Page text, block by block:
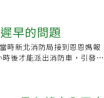
臨床試驗，且必須隨機分
藥性感染、病情複雜，加
在一項曾經登上國際期刊
諾環素（Minocycline）針劑
，對患者猶如救命藥的米諾
小臨床試驗規模，比照新
也就是所謂的「0+0」，
解封的適應。陳秀熙說，社
」，目前觀察到很大的問
不開。其實秋冬只要小心觀
共場所的出入，當出門在
己不被其他的人感染新冠
境仍有入境篩檢、單週人數
，會慎重考慮機場唾液PCR
現在入境旅客在離峰時段入
這已經有點久了。他強調，
亞變種BA.5已初步進
來；此外，雖國內疫苗施打
足夠，當疫情再起時，不
控制程度，做密集性滾動性
以上長者，以及55歲以上原
，由地方政府加強長者接種
早的問題
時新北消防局接到恩恩媽報
後才能派出消防車，引發軒
建仁今天接受網路節目